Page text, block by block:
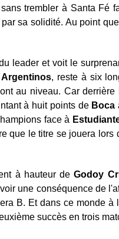
trembler à Santa Fé
sa solidité. Au point
leader et voit le
Argentinos, reste à six
au niveau. Car derrière
à huit points de Boca
face à
que le titre se jouera lors
à hauteur deGodoy
une conséquence de
B. Et dans ce monde à
succès en trois